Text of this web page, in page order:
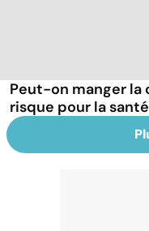
Peut-on manger la
risque pour la